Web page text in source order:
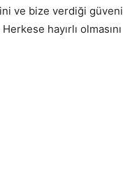
ve bize verdiği güveni
hayırlı olmasını